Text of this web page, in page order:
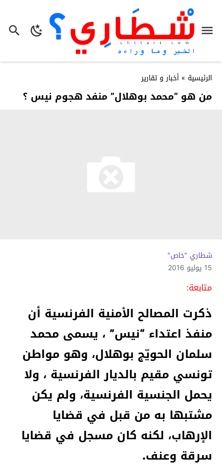
الرئيسية » أخبار و تقارير
من هو “محمد بوهلال” منفد هجوم نيس ؟
شطاري "خاص"
15 يوليو 2016
متابعة:
ذكرت المصالح الأمنية الفرنسية أن
منفذ اعتداء “نيس” ، يسمى محمد
سلمان الحويّج بوهلال، وهو مواطن
تونسي مقيم بالديار الفرنسية ، ولا
يحمل الجنسية الفرنسية، ولم يكن
مشتبها به من قبل في قضايا
الإرهاب، لكنه كان مسجل في قضايا
سرقة وعنف.